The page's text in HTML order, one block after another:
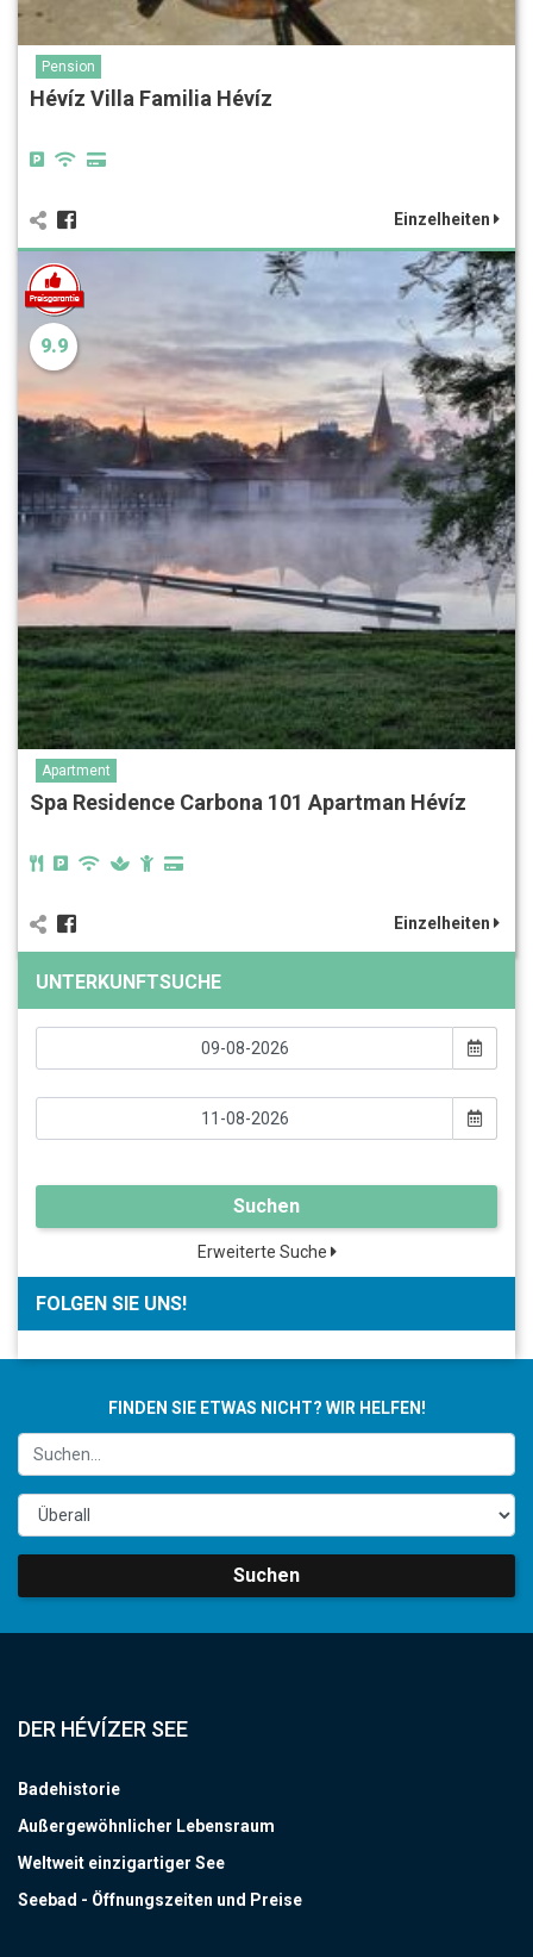
Pension
Hévíz Villa Familia Hévíz
Einzelheiten
9.9
Apartment
Spa Residence Carbona‎‏‏‎ 101 Apartman Hévíz
Einzelheiten
UNTERKUNFTSUCHE
Suchen
Erweiterte Suche
FOLGEN SIE UNS!
FINDEN SIE ETWAS NICHT? WIR HELFEN!
Suchen
DER HÉVÍZER SEE
Badehistorie
Außergewöhnlicher Lebensraum
Weltweit einzigartiger See
Seebad - Öffnungszeiten und Preise